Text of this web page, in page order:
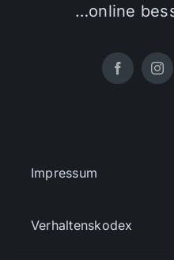
…online
Impressum
Verhaltenskodex